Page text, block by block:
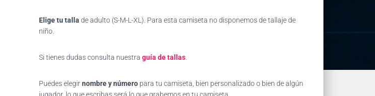
Elige tu talla de adulto (S-M-L-XL). Para esta camiseta no disponemos de tallaje de
niño.
Si tienes dudas consulta nuestra guía de tallas
Puedes elegirnombre y número para tu camiseta, bien personalizado o bien de algún